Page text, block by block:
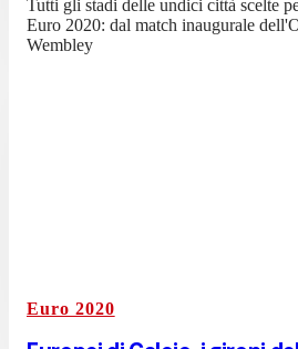
Tutti gli stadi delle undici città scelte
Euro 2020: dal match inaugurale
Wembley
Euro 2020